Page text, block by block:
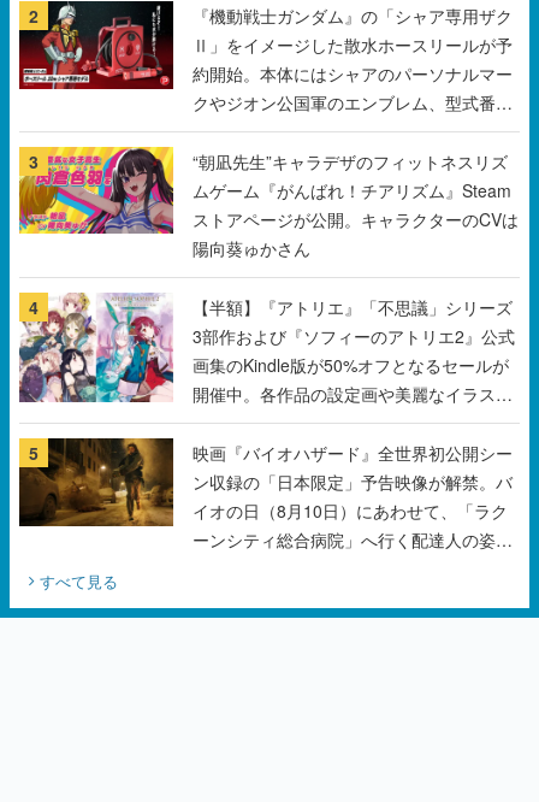
2
『機動戦士ガンダム』の「シャア専用ザク
Ⅱ」をイメージした散水ホースリールが予
約開始。本体にはシャアのパーソナルマー
クやジオン公国軍のエンブレム、型式番号
などを配置
3
“朝凪先生”キャラデザのフィットネスリズ
ムゲーム『がんばれ！チアリズム』Steam
ストアページが公開。キャラクターのCVは
陽向葵ゅかさん
4
【半額】『アトリエ』「不思議」シリーズ
3部作および『ソフィーのアトリエ2』公式
画集のKindle版が50%オフとなるセールが
開催中。各作品の設定画や美麗なイラスト
の数々をふんだんに収録
5
映画『バイオハザード』全世界初公開シー
ン収録の「日本限定」予告映像が解禁。バ
イオの日（8月10日）にあわせて、「ラク
ーンシティ総合病院」へ行く配達人の姿が
すべて見る